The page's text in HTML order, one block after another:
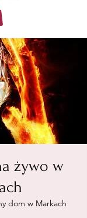
żywo w
dom w Markach